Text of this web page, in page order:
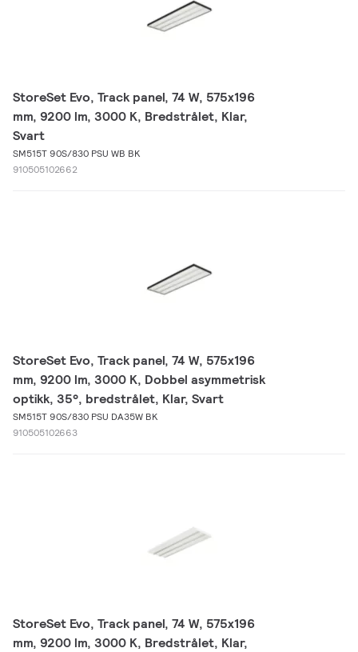
StoreSet Evo, Track panel, 74 W, 575x196
mm, 9200 lm, 3000 K, Bredstrålet, Klar,
Svart
SM515T 90S/830 PSU WB BK
910505102662
StoreSet Evo, Track panel, 74 W, 575x196
mm, 9200 lm, 3000 K, Dobbel asymmetrisk
optikk, 35°, bredstrålet, Klar, Svart
SM515T 90S/830 PSU DA35W BK
910505102663
StoreSet Evo, Track panel, 74 W, 575x196
mm, 9200 lm, 3000 K, Bredstrålet, Klar,